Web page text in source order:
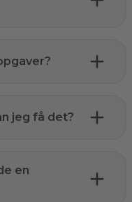
jeg få det?
en